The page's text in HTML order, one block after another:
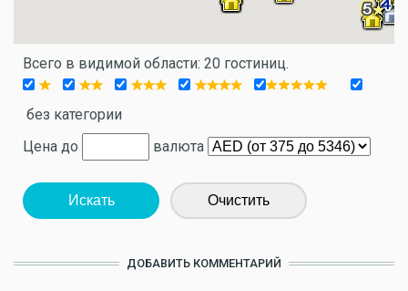
Всего в видимой области: 20 гостиниц.
без категории
Цена до
валюта
Искать Очистить
ДОБАВИТЬ КОММЕНТАРИЙ